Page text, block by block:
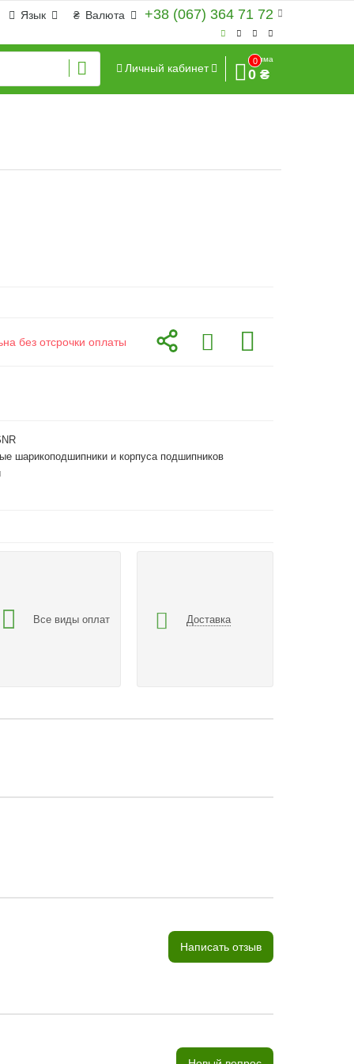
+38 (067) 364 71 72
₴ Валюта
Язык
Личный кабинет
0
Сумма
0 ₴
без отсрочки оплаты
шарикоподшипники и корпуса подшипников
Все виды оплат Доставка
Написать отзыв